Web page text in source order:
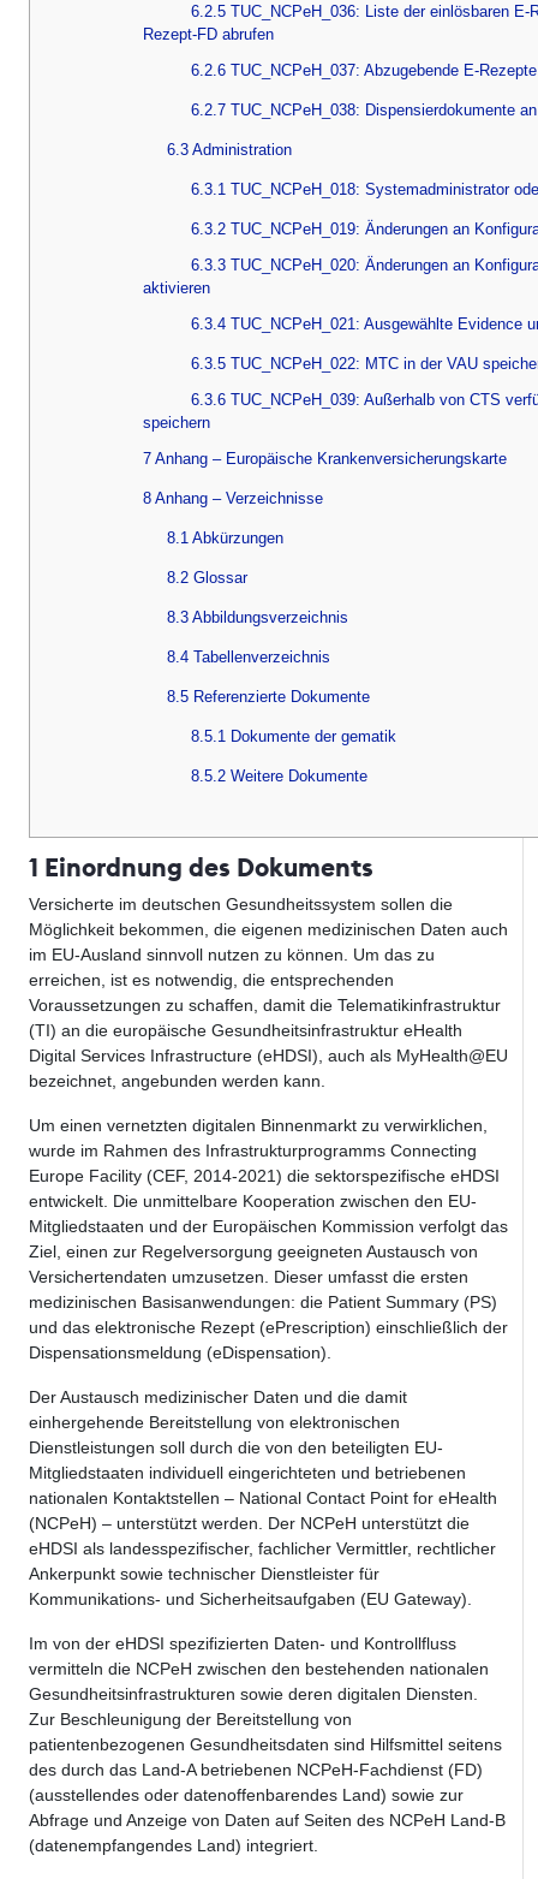
6.2.5 TUC_NCPeH_036: Liste der einlösbaren
Rezept-FD abrufen
6.2.6 TUC_NCPeH_037: Abzugebende E-
6.2.7 TUC_NCPeH_038: Dispensierdokumente
6.3 Administration
6.3.1 TUC_NCPeH_018: Systemadministrator
6.3.2 TUC_NCPeH_019: Änderungen an
6.3.3 TUC_NCPeH_020: Änderungen an
aktivieren
6.3.4 TUC_NCPeH_021: Ausgewählte Evidence
6.3.5 TUC_NCPeH_022: MTC in der VAU
6.3.6 TUC_NCPeH_039: Außerhalb von CTS
speichern
7 Anhang – Europäische Krankenversicherungskarte
8 Anhang – Verzeichnisse
8.1 Abkürzungen
8.2 Glossar
8.3 Abbildungsverzeichnis
8.4 Tabellenverzeichnis
8.5 Referenzierte Dokumente
8.5.1 Dokumente der gematik
8.5.2 Weitere Dokumente
1 Einordnung des Dokuments
Versicherte im deutschen Gesundheitssystem sollen die
Möglichkeit bekommen, die eigenen medizinischen Daten auch
im EU-Ausland sinnvoll nutzen zu können. Um das zu
erreichen, ist es notwendig, die entsprechenden
Voraussetzungen zu schaffen, damit die Telematikinfrastruktur
(TI) an die europäische Gesundheitsinfrastruktur eHealth
Digital Services Infrastructure (eHDSI), auch als MyHealth@EU
bezeichnet, angebunden werden kann.
Um einen vernetzten digitalen Binnenmarkt zu verwirklichen,
wurde im Rahmen des Infrastrukturprogramms Connecting
Europe Facility (CEF, 2014-2021) die sektorspezifische eHDSI
entwickelt. Die unmittelbare Kooperation zwischen den EU-
Mitgliedstaaten und der Europäischen Kommission verfolgt das
Ziel, einen zur Regelversorgung geeigneten Austausch von
Versichertendaten umzusetzen. Dieser umfasst die ersten
medizinischen Basisanwendungen: die Patient Summary (PS)
und das elektronische Rezept (ePrescription) einschließlich der
Dispensationsmeldung (eDispensation).
Der Austausch medizinischer Daten und die damit
einhergehende Bereitstellung von elektronischen
Dienstleistungen soll durch die von den beteiligten EU-
Mitgliedstaaten individuell eingerichteten und betriebenen
nationalen Kontaktstellen – National Contact Point for eHealth
(NCPeH) – unterstützt werden. Der NCPeH unterstützt die
eHDSI als landesspezifischer, fachlicher Vermittler, rechtlicher
Ankerpunkt sowie technischer Dienstleister für
Kommunikations- und Sicherheitsaufgaben (EU Gateway).
Im von der eHDSI spezifizierten Daten- und Kontrollfluss
vermitteln die NCPeH zwischen den bestehenden nationalen
Gesundheitsinfrastrukturen sowie deren digitalen Diensten.
Zur Beschleunigung der Bereitstellung von
patientenbezogenen Gesundheitsdaten sind Hilfsmittel seitens
des durch das Land-A betriebenen NCPeH-Fachdienst (FD)
(ausstellendes oder datenoffenbarendes Land) sowie zur
Abfrage und Anzeige von Daten auf Seiten des NCPeH Land-B
(datenempfangendes Land) integriert.